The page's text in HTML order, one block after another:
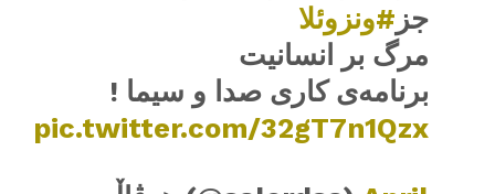
جز #ونزوئلا
مرگ بر انسانیت
برنامه‌ی کاری صدا و سیما !
pic.twitter.com/32gT7n1Qzx